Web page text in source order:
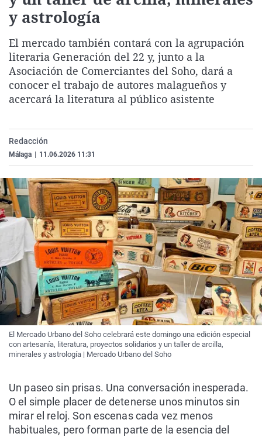
La rosa de los vientos
Como el perro y el
Caso
Equipo de
Operación Viuda
Extremadura
La Rioja
Navarra
País Vasco
Virales
Elecciones
y astrología
El mercado también contará con la agrupación
literaria Generación del 22 y, junto a la
Asociación de Comerciantes del Soho, dará a
conocer el trabajo de autores malagueños y
acercará la literatura al público asistente
Redacción
Málaga 11.06.2026 11:31
El Mercado Urbano del Soho celebrará este domingo una edición especial
con artesanía, literatura, proyectos solidarios y un taller de arcilla,
minerales y astrología | Mercado Urbano del Soho
Un paseo sin prisas. Una conversación inesperada.
O el simple placer de detenerse unos minutos sin
mirar el reloj. Son escenas cada vez menos
habituales, pero forman parte de la esencia del